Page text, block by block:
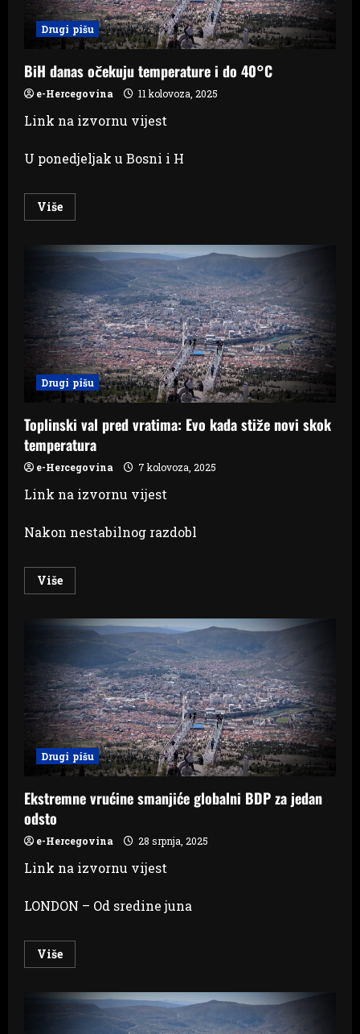
FBiH
Drugi pišu
BiH danas očekuju temperature i do 40°C
e-Hercegovina 11 kolovoza, 2025
Link na izvornu vijest
U ponedjeljak u Bosni i H
VišeRead
more
danas
očekuju
temperature
do
40°C
Drugi pišu
Toplinski val pred vratima: Evo kada stiže novi skok
temperatura
e-Hercegovina 7 kolovoza, 2025
Link na izvornu vijest
Nakon nestabilnog razdobl
VišeRead
more
val
vratima:
kada
stiže
novi
skok
temperatura
Drugi pišu
Ekstremne vrućine smanjiće globalni BDP za jedan
odsto
e-Hercegovina 28 srpnja, 2025
Link na izvornu vijest
LONDON – Od sredine juna
VišeRead
more
vrućine
smanjiće
globalni